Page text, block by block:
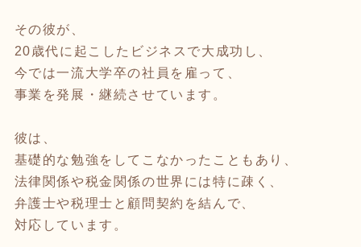
その彼が、
20歳代に起こしたビジネスで大成功し、
今では一流大学卒の社員を雇って、
事業を発展・継続させています。
彼は、
基礎的な勉強をしてこなかったこともあり、
法律関係や税金関係の世界には特に疎く、
弁護士や税理士と顧問契約を結んで、
対応しています。